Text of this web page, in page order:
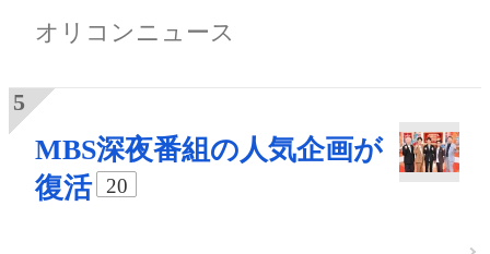
オリコンニュース
MBS深夜番組の人気企画が
復活
20